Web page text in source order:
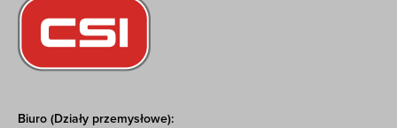
Biuro (Działy przemysłowe):